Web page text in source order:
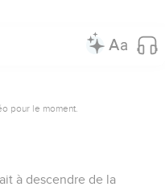
pour le moment.
à descendre de la